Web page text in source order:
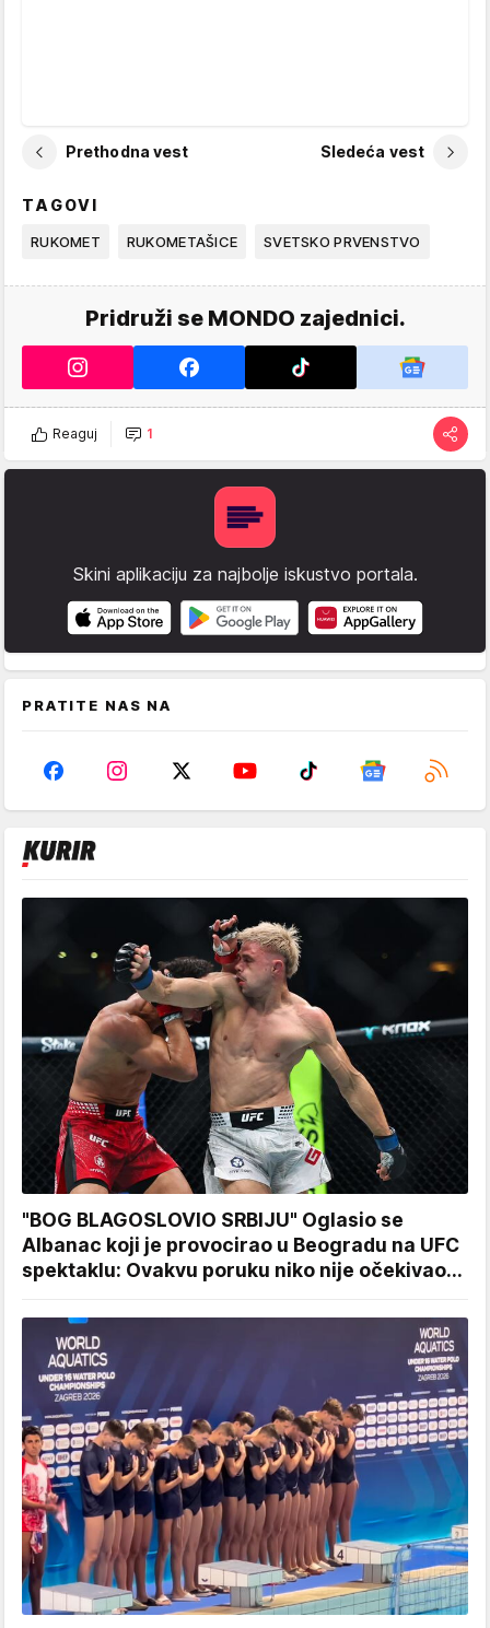
Prethodna vest Sledeća vest
TAGOVI
RUKOMET RUKOMETAŠICE SVETSKO PRVENSTVO
Pridruži se MONDO zajednici.
Reaguj 1
Skini aplikaciju za najbolje iskustvo portala.
PRATITE NAS NA
"BOG BLAGOSLOVIO SRBIJU" Oglasio se
Albanac koji je provocirao u Beogradu na UFC
spektaklu: Ovakvu poruku niko nije očekivao...